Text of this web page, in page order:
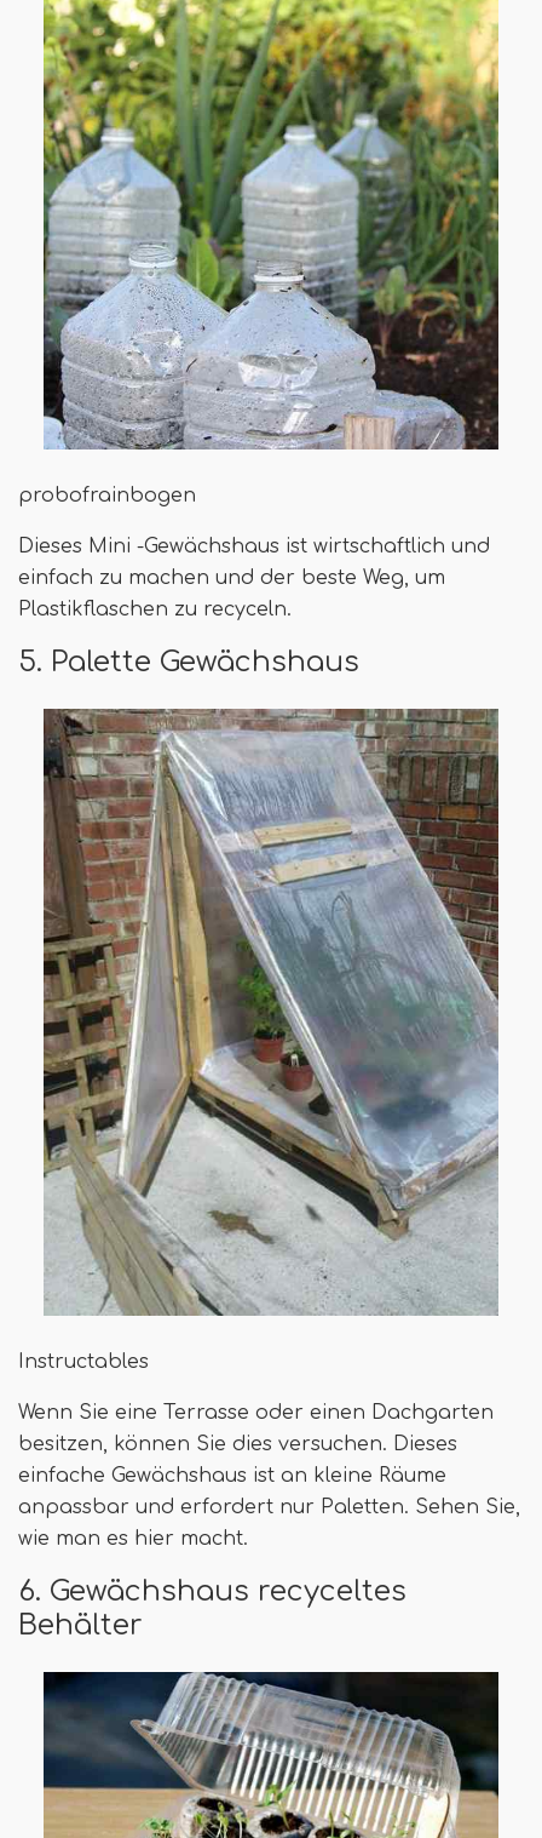
probofrainbogen
Dieses Mini -Gewächshaus ist wirtschaftlich und
einfach zu machen und der beste Weg, um
Plastikflaschen zu recyceln.
5. Palette Gewächshaus
Instructables
Wenn Sie eine Terrasse oder einen Dachgarten
besitzen, können Sie dies versuchen. Dieses
einfache Gewächshaus ist an kleine Räume
anpassbar und erfordert nur Paletten. Sehen Sie,
wie man es hier macht.
6. Gewächshaus recyceltes
Behälter